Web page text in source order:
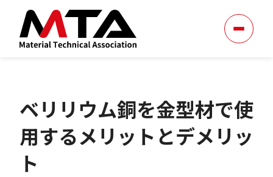
ベリリウム銅を金型材で使
用するメリットとデメリッ
ト